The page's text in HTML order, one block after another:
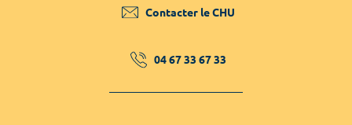
Contacter le CHU
04 67 33 67 33